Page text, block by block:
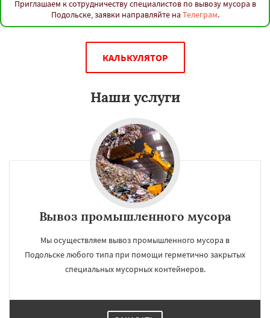
Приглашаем к сотрудничеству специалистов по вывозу мусора в
Подольске, заявки направляйте на Телеграм.
КАЛЬКУЛЯТОР
Наши услуги
Вывоз промышленного мусора
Мы осуществляем вывоз промышленного мусора в
Подольске любого типа при помощи герметично закрытых
специальных мусорных контейнеров.